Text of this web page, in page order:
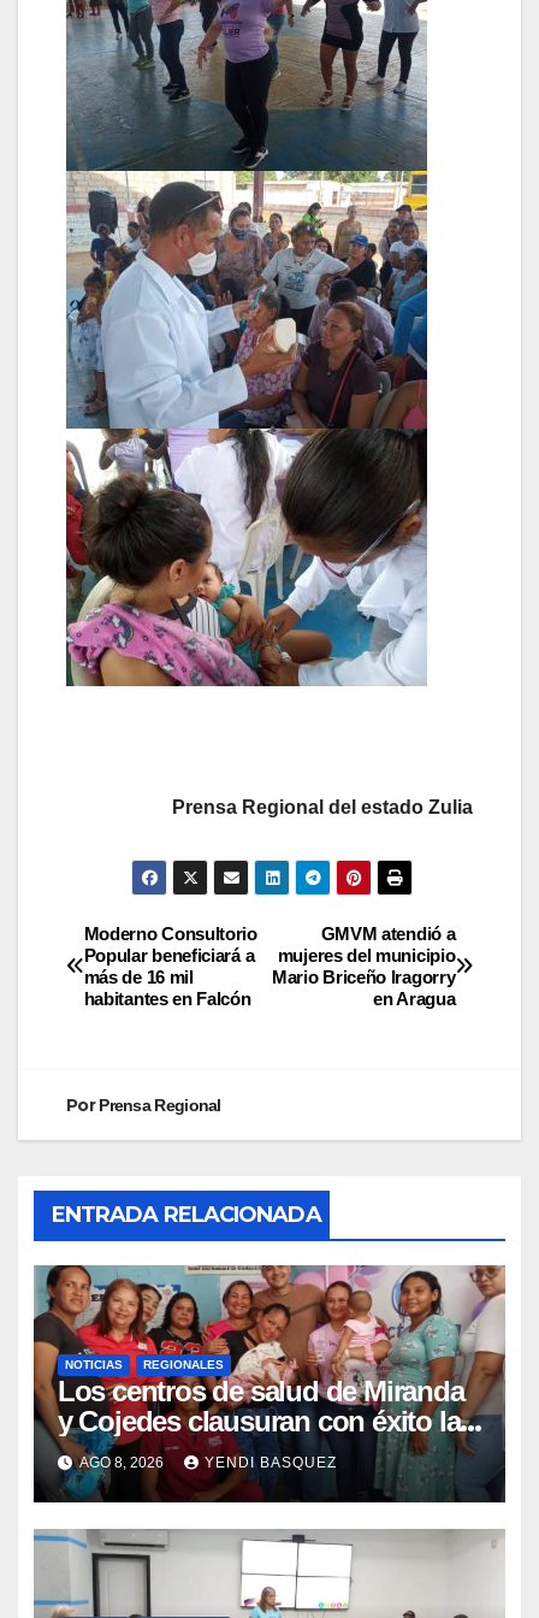
Prensa Regional del estado Zulia
GMVM atendió a
mujeres del municipio
Mario Briceño Iragorry
en Aragua
Moderno Consultorio
Popular beneficiará a
más de 16 mil
habitantes en Falcón
PorPrensa Regional
ENTRADA RELACIONADA
NOTICIAS REGIONALES
Los centros de salud de Miranda
y Cojedes clausuran con éxito la
Semana Mundial de la Lactancia
Materna
AGO 8, 2026 YENDI BASQUEZ